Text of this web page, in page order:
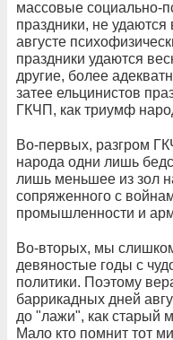
массовые социально-
праздники, не
августе
праздники удаются
другие, более
затее ельцинистов
ГКЧП, как триумф
Во-первых, разгром
народа одни лишь
лишь меньшее из зол
сопряженного с
промышленности и
Во-вторых, мы
девяностые годы с
политики. Поэтому
баррикадных дней
до "лажи", как старый
Мало кто помнит тот